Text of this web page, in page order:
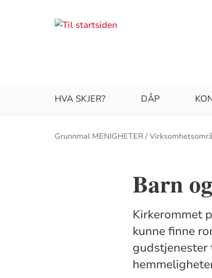
HVA SKJER? DÅP
Brødsmulesti
Grunnmal MENIGHETER
Barn
Kirkerommet
kunne finne
gudstjenester